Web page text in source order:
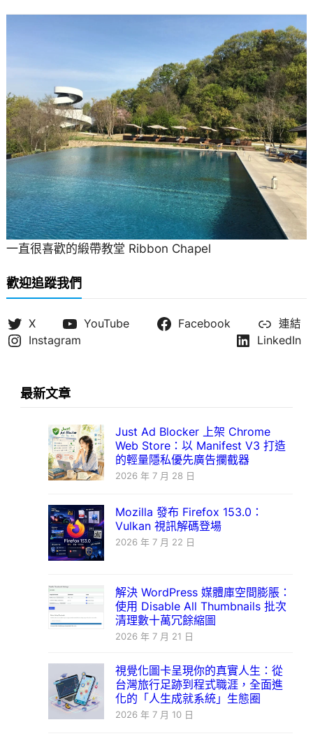
一直很喜歡的緞帶教堂 Ribbon Chapel
歡迎追蹤我們
X YouTube Facebook
連結
Instagram
LinkedIn
最新文章
Just Ad Blocker 上架 Chrome
Web Store：以 Manifest V3 打造
的輕量隱私優先廣告攔截器
2026 年 7 月 28 日
Mozilla 發布 Firefox 153.0：
Vulkan 視訊解碼登場
2026 年 7 月 22 日
解決 WordPress 媒體庫空間膨脹：
使用 Disable All Thumbnails 批次
清理數十萬冗餘縮圖
2026 年 7 月 21 日
視覺化圖卡呈現你的真實人生：從
台灣旅行足跡到程式職涯，全面進
化的「人生成就系統」生態圈
2026 年 7 月 10 日